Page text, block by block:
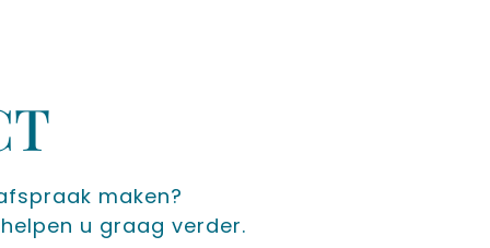
maken?
u graag verder.